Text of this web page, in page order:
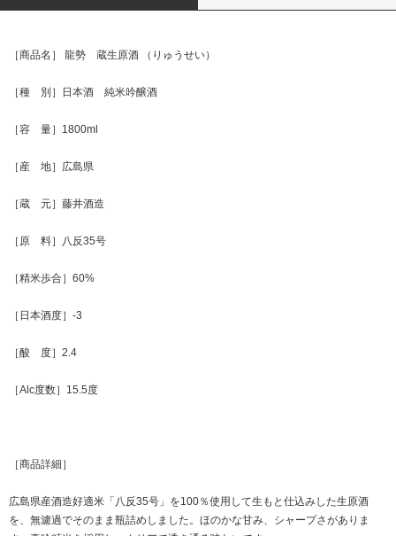
［商品名］ 龍勢 蔵生原酒 （りゅうせい）
［種 別］日本酒 純米吟醸酒
［容 量］1800ml
［産 地］広島県
［蔵 元］藤井酒造
［原 料］八反35号
［精米歩合］60%
［日本酒度］-3
［酸 度］2.4
［Alc度数］15.5度
［商品詳細］
広島県産酒造好適米「八反35号」を100％使用して生もと仕込みした生原酒
を、無濾過でそのまま瓶詰めしました。ほのかな甘み、シャープさがありま